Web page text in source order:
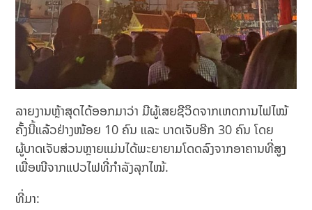
ລາຍງານຫຼ້າສຸດໄດ້ອອກມາວ່າ ມີຜູ້ເສຍຊີວິດຈາກເຫດການໄຟໄໝ້
ຄັ້ງນີ້ແລ້ວຢ່າງໜ້ອຍ 10 ຄົນ ແລະ ບາດເຈັບອີກ 30 ຄົນ ໂດຍ
ຜູ້ບາດເຈັບສ່ວນຫຼາຍແມ່ນໄດ້ພະຍາຍາມໂດດລົງຈາກອາຄານທີ່ສູງ
ເພື່ອໜີຈາກແປວໄຟທີ່ກຳລັງລຸກໄໝ້.
ທີ່ມາ: